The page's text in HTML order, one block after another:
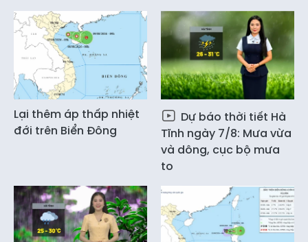
Lại thêm áp thấp nhiệt
đới trên Biển Đông
Dự báo thời tiết Hà
Tĩnh ngày 7/8: Mưa vừa
và dông, cục bộ mưa
to